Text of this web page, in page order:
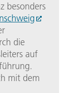
besonders
die
auf
mit dem